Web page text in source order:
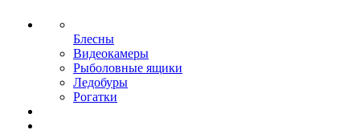
Блесны
Видеокамеры
Рыболовные ящики
Ледобуры
Рогатки